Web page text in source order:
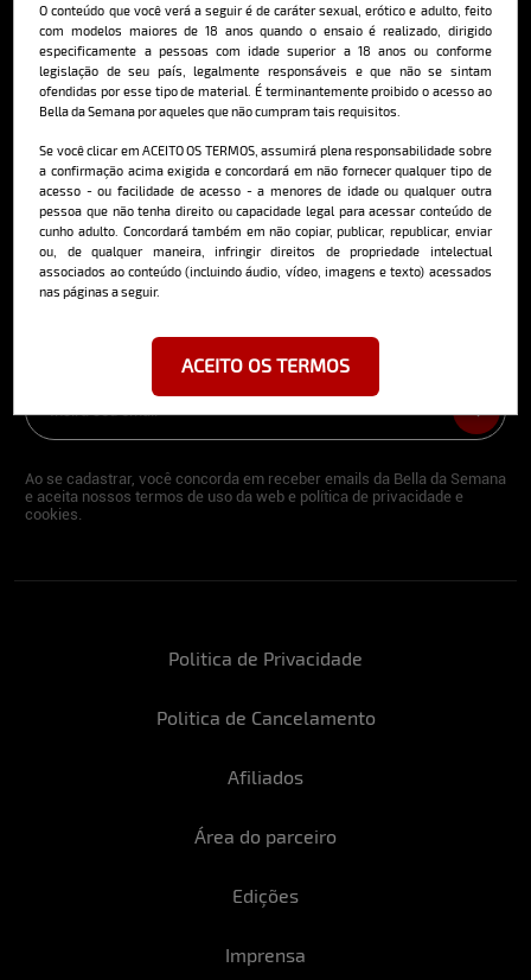
O conteúdo que você verá a seguir é de caráter sexual, erótico e adulto, feito
com modelos maiores de 18 anos quando o ensaio é realizado, dirigido
especificamente a pessoas com idade superior a 18 anos ou conforme
legislação de seu país, legalmente responsáveis e que não se sintam
ofendidas por esse tipo de material. É terminantemente proibido o acesso ao
Bella da Semana por aqueles que não cumpram tais requisitos.
Se você clicar em ACEITO OS TERMOS, assumirá plena responsabilidade sobre
a confirmação acima exigida e concordará em não fornecer qualquer tipo de
acesso - ou facilidade de acesso - a menores de idade ou qualquer outra
pessoa que não tenha direito ou capacidade legal para acessar conteúdo de
cunho adulto. Concordará também em não copiar, publicar, republicar, enviar
ou, de qualquer maneira, infringir direitos de propriedade intelectual
associados ao conteúdo (incluindo áudio, vídeo, imagens e texto) acessados
nas páginas a seguir.
ACEITO OS TERMOS
Sobre o Bella
O Bella da Semana é a maior e mais longeva revista masculina digital
qualidade, além de conteúdo editorial sobre saúde, esportes, moda,
comportamento, relacionamentos, tecnologia e erotismo.
Saiba mais
Politica de Privacidade
Politica de Cancelamento
Afiliados
Área do parceiro
Edições
Imprensa
Cadastre-se e receba a mais
deliciosa newsletter da internet
Ao se cadastrar, você concorda em receber emails da Bella da Semana
e aceita nossos termos de uso da web e política de privacidade e
cookies.